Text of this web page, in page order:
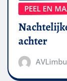
PEEL EN
achter